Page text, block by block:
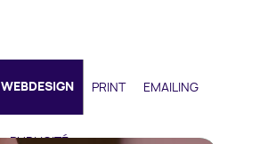
WEBDESIGN PRINT EMAILING